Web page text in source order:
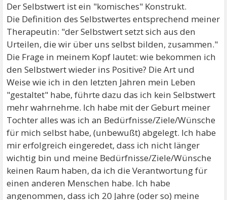
Der Selbstwert ist ein "komisches" Konstrukt.
Die Definition des Selbstwertes entsprechend meiner
Therapeutin: "der Selbstwert setzt sich aus den
Urteilen, die wir über uns selbst bilden, zusammen."
Die Frage in meinem Kopf lautet: wie bekommen ich
den Selbstwert wieder ins Positive? Die Art und
Weise wie ich in den letzten Jahren mein Leben
"gestaltet" habe, führte dazu das ich kein Selbstwert
mehr wahrnehme. Ich habe mit der Geburt meiner
Tochter alles was ich an Bedürfnisse/Ziele/Wünsche
für mich selbst habe, (unbewußt) abgelegt. Ich habe
mir erfolgreich eingeredet, dass ich nicht länger
wichtig bin und meine Bedürfnisse/Ziele/Wünsche
keinen Raum haben, da ich die Verantwortung für
einen anderen Menschen habe. Ich habe
angenommen, dass ich 20 Jahre (oder so) meine